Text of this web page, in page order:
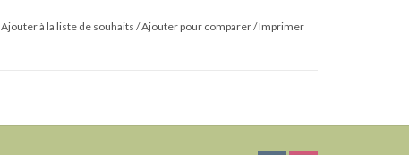
Ajouter à la liste de souhaits /Ajouter pour comparer/Imprimer